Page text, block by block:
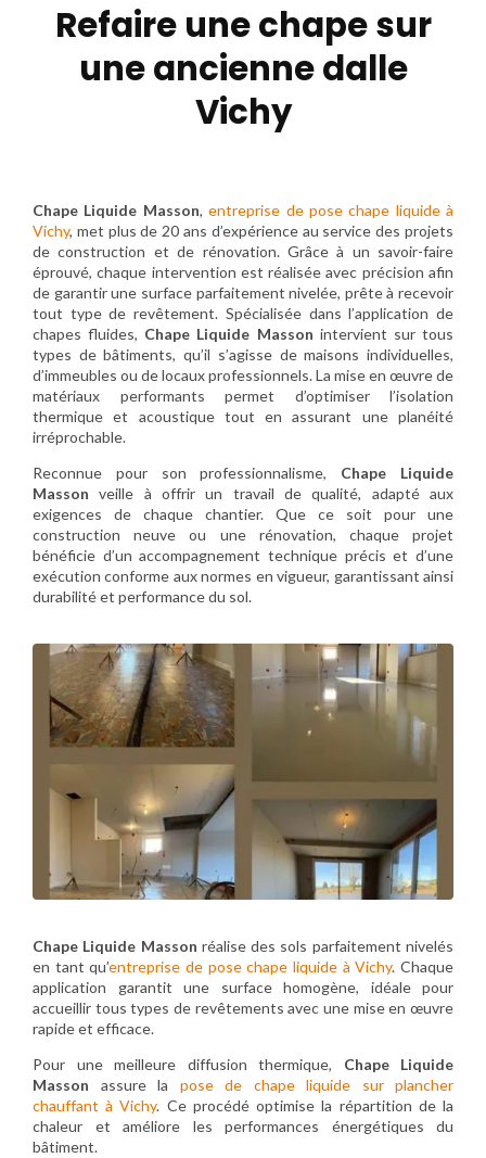
Refaire une chape sur
une ancienne dalle
Vichy
Chape Liquide Masson,entreprise de pose chape liquide à
Vichy, met plus de 20 ans d’expérience au service des projets
de construction et de rénovation. Grâce à un savoir-faire
éprouvé, chaque intervention est réalisée avec précision afin
de garantir une surface parfaitement nivelée, prête à recevoir
tout type de revêtement. Spécialisée dans l’application de
chapes fluides, Chape Liquide Masson intervient sur tous
types de bâtiments, qu’il s’agisse de maisons individuelles,
d’immeubles ou de locaux professionnels. La mise en œuvre de
matériaux performants permet d’optimiser l’isolation
thermique et acoustique tout en assurant une planéité
irréprochable.
Reconnue pour son professionnalisme, Chape Liquide
Masson veille à offrir un travail de qualité, adapté aux
exigences de chaque chantier. Que ce soit pour une
construction neuve ou une rénovation, chaque projet
bénéficie d’un accompagnement technique précis et d’une
exécution conforme aux normes en vigueur, garantissant ainsi
durabilité et performance du sol.
Chape Liquide Masson réalise des sols parfaitement nivelés
en tant qu’entreprise de pose chape liquide à Vichy. Chaque
application garantit une surface homogène, idéale pour
accueillir tous types de revêtements avec une mise en œuvre
rapide et efficace.
Pour une meilleure diffusion thermique, Chape Liquide
Masson assure la pose de chape liquide sur plancher
chauffant à Vichy. Ce procédé optimise la répartition de la
chaleur et améliore les performances énergétiques du
bâtiment.